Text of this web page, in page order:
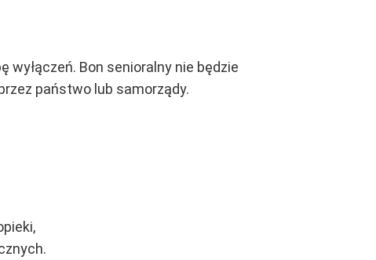
Bon senioralny nie będzie
państwo lub samorządy.